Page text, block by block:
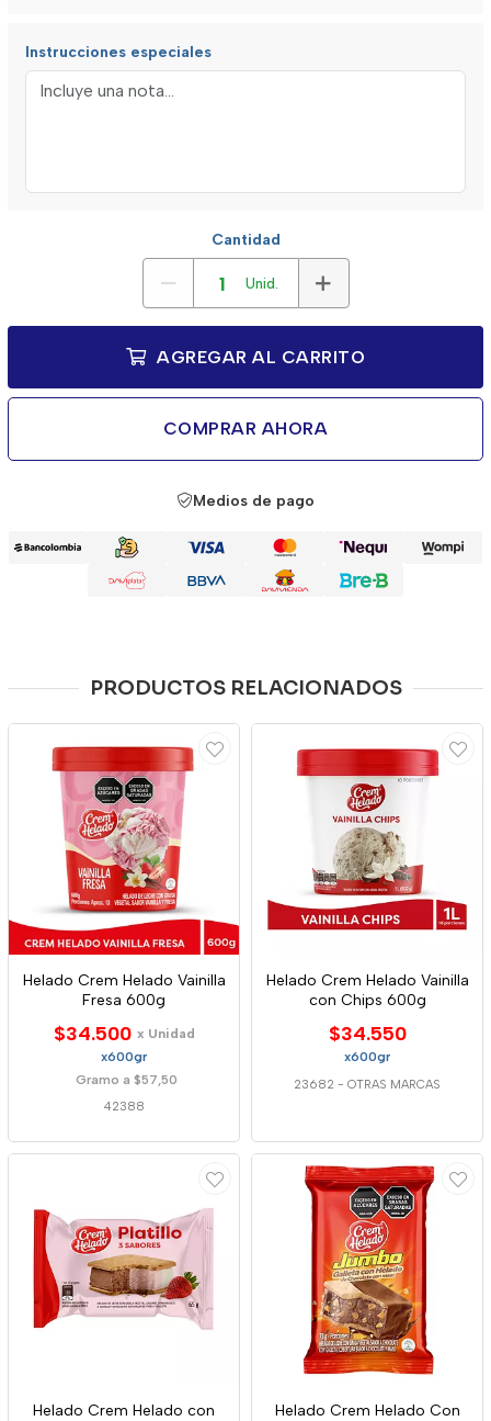
Instrucciones especiales
Cantidad
Unid.
AGREGAR AL CARRITO
COMPRAR AHORA
Medios de pago
PRODUCTOS RELACIONADOS
Helado Crem Helado Vainilla
Fresa 600g
$34.500 x Unidad
x600gr
Gramo a $57,50
42388
Helado Crem Helado Vainilla
con Chips 600g
$34.550
x600gr
23682 - OTRAS MARCAS
Helado Crem Helado con Helado Crem Helado Con